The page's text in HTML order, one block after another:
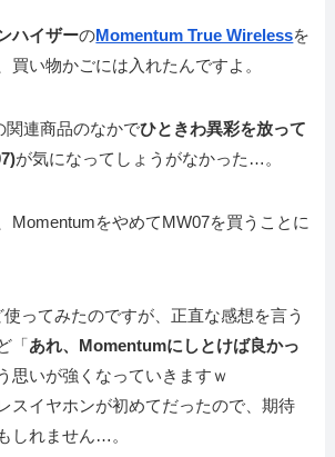
ハイザーのMomentum True Wirelessを
買い物かごには入れたんですよ。
関連商品のなかでひときわ異彩を放って
が気になってしょうがなかった…。
MomentumをやめてMW07を買うことに
ってみたのですが、正直な感想を言う
「あれ、Momentumにしとけば良かっ
思いが強くなっていきますｗ
スイヤホンが初めてだったので、期待
しれません…。